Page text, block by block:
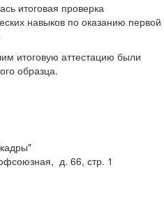
итоговая проверка
навыков по оказанию первой
итоговую аттестацию были
образца.
д. 66, стр. 1